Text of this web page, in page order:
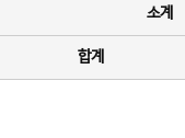
소계
합계